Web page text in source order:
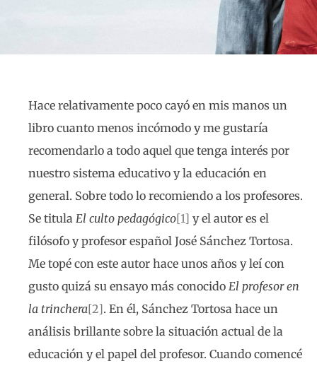
Hace relativamente poco cayó en mis manos un
libro cuanto menos incómodo y me gustaría
recomendarlo a todo aquel que tenga interés por
nuestro sistema educativo y la educación en
general. Sobre todo lo recomiendo a los profesores.
Se titula El culto pedagógico[1] y el autor es el
filósofo y profesor español José Sánchez Tortosa.
Me topé con este autor hace unos años y leí con
gusto quizá su ensayo más conocido El profesor en
la trinchera[2]. En él, Sánchez Tortosa hace un
análisis brillante sobre la situación actual de la
educación y el papel del profesor. Cuando comencé